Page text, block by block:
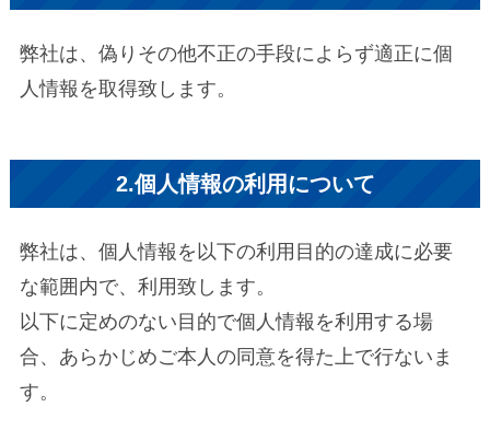
弊社は、偽りその他不正の手段によらず適正に個
人情報を取得致します。
2.個人情報の利用について
弊社は、個人情報を以下の利用目的の達成に必要
な範囲内で、利用致します。
以下に定めのない目的で個人情報を利用する場
合、あらかじめご本人の同意を得た上で行ないま
す。